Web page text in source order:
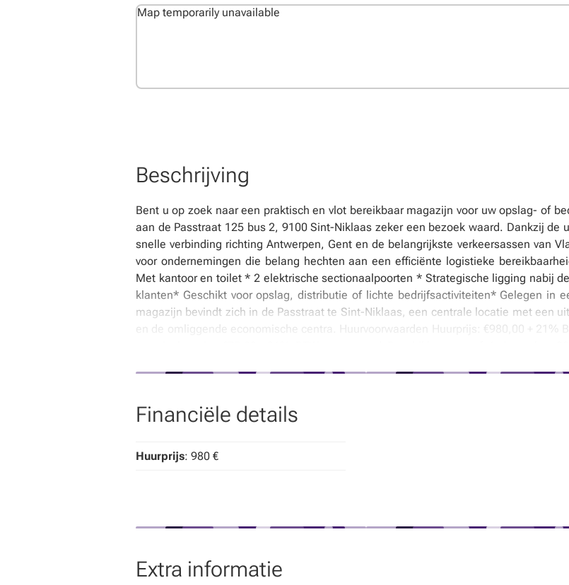
Map temporarily unavailable
Beschrijving
Bent u op zoek naar een praktisch en vlot bereikbaar magazijn voor uw opslag- of
aan de Passtraat 125 bus 2, 9100 Sint-Niklaas zeker een bezoek waard. Dankzij de
snelle verbinding richting Antwerpen, Gent en de belangrijkste verkeersassen van
voor ondernemingen die belang hechten aan een efficiënte logistieke
Met kantoor en toilet * 2 elektrische sectionaalpoorten * Strategische ligging nabij
klanten* Geschikt voor opslag, distributie of lichte bedrijfsactiviteiten* Gelegen in
magazijn bevindt zich in de Passtraat te Sint-Niklaas, een centrale locatie met een
en de omliggende economische centra. Huurvoorwaarden Huurprijs: €980,00 + 21%
Financiële details
Huurprijs: 980 €
Extra informatie